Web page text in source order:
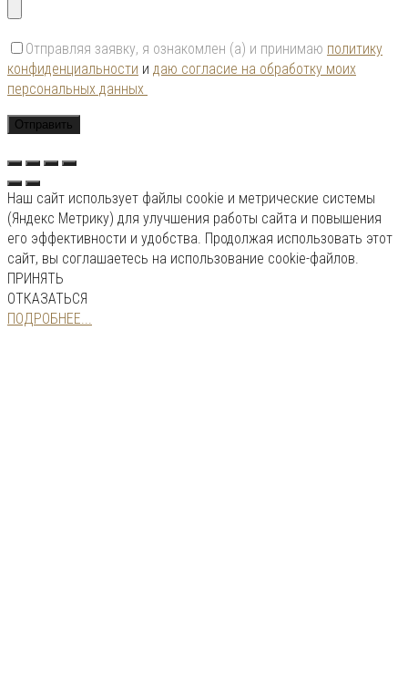
Отправляя заявку, я ознакомлен (а) и принимаю политику
конфиденциальности и даю согласие на обработку моих
персональных данных
Наш сайт использует файлы cookie и метрические системы
(Яндекс Метрику) для улучшения работы сайта и повышения
его эффективности и удобства. Продолжая использовать этот
сайт, вы соглашаетесь на использование cookie-файлов.
ПРИНЯТЬ
ОТКАЗАТЬСЯ
ПОДРОБНЕЕ...